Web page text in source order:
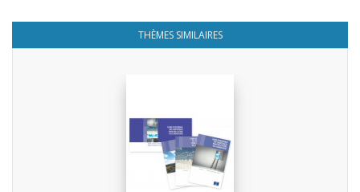
THÈMES SIMILAIRES